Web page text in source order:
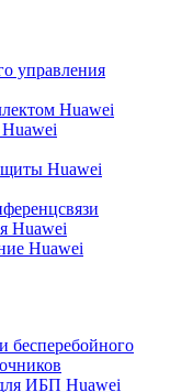
управления
Huawei
Huawei
Huawei
Huawei
бесперебойного
ИБП Huawei